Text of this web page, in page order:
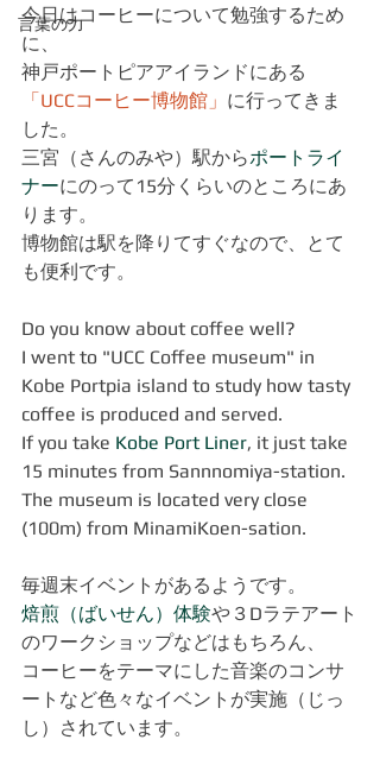
言葉の力
今日はコーヒーについて勉強するため
に、
神戸ポートピアアイランドにある
「UCCコーヒー博物館 」 に行ってきま
した。
三宮（さんのみや）駅からポートライ
ナーにのって15分くらいのところにあ
ります。
博物館は駅を降りてすぐなので、とて
も便利です。
Do you know about coffee well?
I went to "UCC Coffee museum" in
Kobe Portpia island to study how tasty
coffee is produced and served.
If you take Kobe Port Liner, it just take
15 minutes from Sannnomiya-station.
The museum is located very close
(100m) from MinamiKoen-sation.
毎週末イベントがあるようです。
焙煎（ばいせん）体験や３Dラテアート
のワークショップなどはもちろん、
コーヒーをテーマにした音楽のコンサ
ートなど色々なイベントが実施（じっ
し）されています。